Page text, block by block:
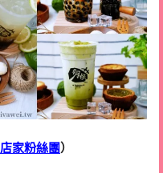
店家粉絲團 ）